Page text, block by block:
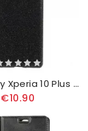
Θήκη Sony Xperia 10 Plus Πούλιες
€10.90